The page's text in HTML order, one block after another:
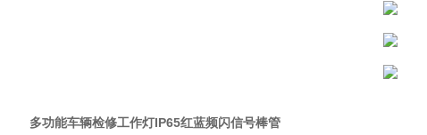
多功能车辆检修工作灯IP65红蓝频闪信号棒管